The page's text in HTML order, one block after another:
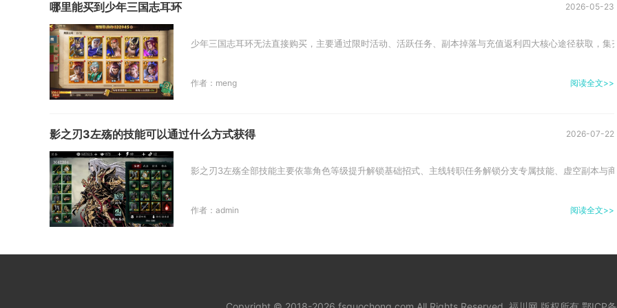
哪里能买到少年三国志耳环 2026-05-23
少年三国志耳环无法直接购买，主要通过限时活动、活跃任务、副本掉落与充值返利四大核心途径获取，
作者：meng 阅读全文>>
影之刃3左殇的技能可以通过什么方式获得 2026-07-22
影之刃3左殇全部技能主要依靠角色等级提升解锁基础招式、主线转职任务解锁分支专属技能、虚空副本
作者：admin 阅读全文>>